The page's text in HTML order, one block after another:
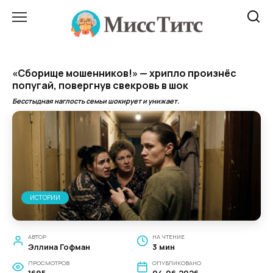
«Сборище мошенников!» — хрипло произнёс
попугай, повергнув свекровь в шок
Бесстыдная наглость семьи шокирует и унижает.
ИСТОРИИ
АВТОР
Эллина Гофман
НА ЧТЕНИЕ
3 мин
ПРОСМОТРОВ ОПУБЛИКОВАНО